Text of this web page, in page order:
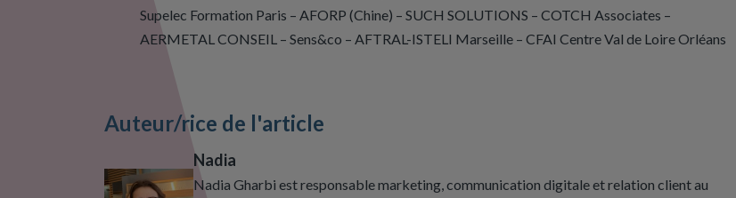
Supelec Formation Paris – AFORP (Chine) – SUCH SOLUTIONS – COTCH Associates –
AERMETAL CONSEIL – Sens&co – AFTRAL-ISTELI Marseille – CFAI Centre Val de Loire Orléans
Auteur/rice de l'article
Nadia
Nadia Gharbi est responsable marketing, communication digitale et relation client au